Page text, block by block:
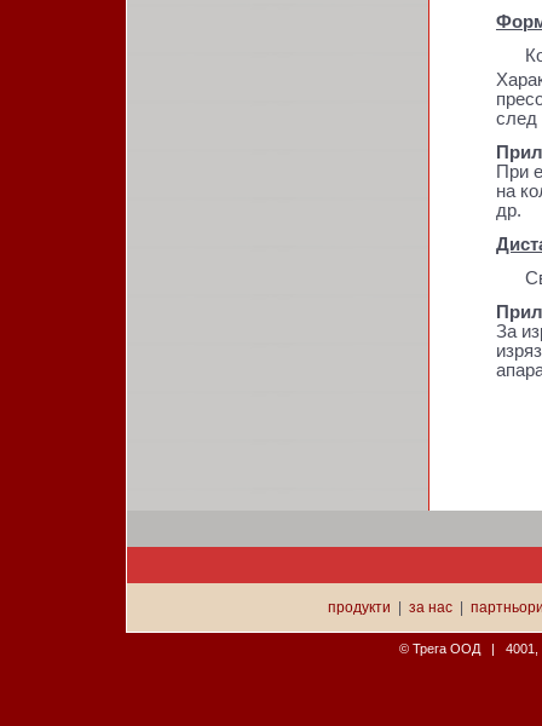
след
При
на
др.
За
продукти за нас|
© Трега ООД | 4001,